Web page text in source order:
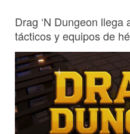
Drag ‘N Dungeon
tácticos y equipos de